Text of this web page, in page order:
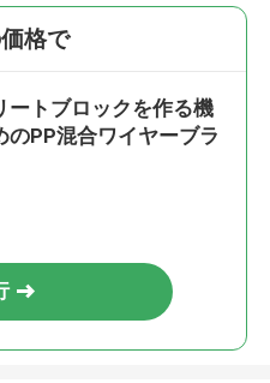
格で
ートブロックを作る機
のPP混合ワイヤーブラ